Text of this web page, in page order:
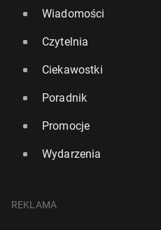
Wiadomości
Czytelnia
Ciekawostki
Poradnik
Promocje
Wydarzenia
REKLAMA